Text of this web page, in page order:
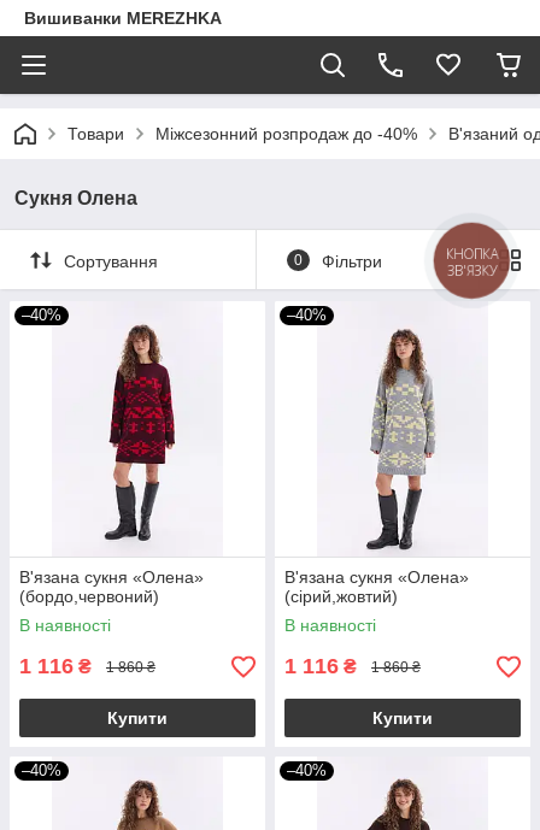
Вишиванки MEREZHKA
Товари Міжсезонний розпродаж до -40% В'язаний
Сукня Олена
Сортування 0 Фільтри
–40%
В'язана сукня «Олена»
(бордо,червоний)
В наявності
1 116 ₴ 1 860 ₴
Купити
–40%
В'язана сукня «Олена»
(сірий,жовтий)
В наявності
1 116 ₴ 1 860 ₴
Купити
–40% –40%
КНОПКА
ЗВ'ЯЗКУ